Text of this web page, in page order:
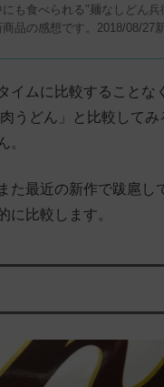
にも食べられる"麺なしどん
品の感想です。2018/08/27新
イムに比較すること
うどん」と比較してみ
。
た最近の新作で跋扈し
に比較します。